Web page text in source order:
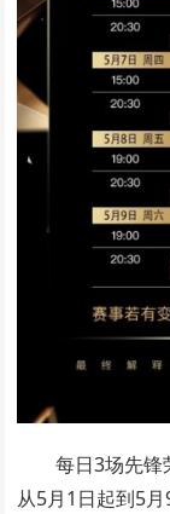
每日3场先锋
从5月1日起到5